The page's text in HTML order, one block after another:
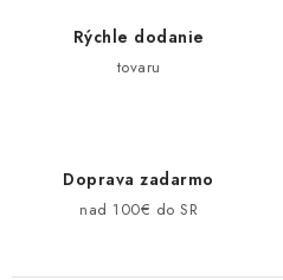
Rýchle dodanie
tovaru
Doprava zadarmo
nad 100€ do SR